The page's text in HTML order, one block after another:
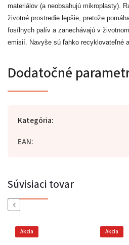
materiálov (a neobsahujú mikroplasty).
životné prostredie lepšie, pretože
fosílnych palív a zanechávajú v
emisií. Navyše sú ľahko recyklovateľné
Dodatočné
Kategória:
EAN:
Súvisiaci tovar
Previous
Akcia Akcia